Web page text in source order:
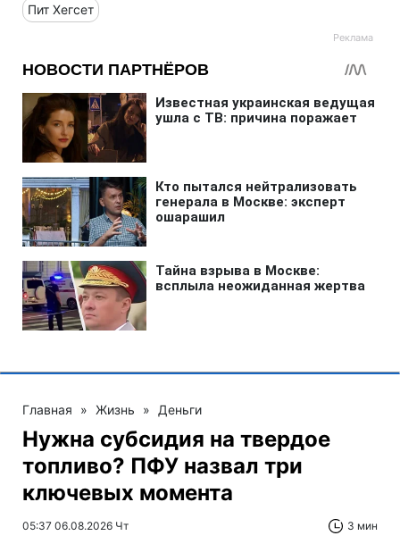
Пит Хегсет
Главная » Жизнь » Деньги
Нужна субсидия на твердое
топливо? ПФУ назвал три
ключевых момента
05:37 06.08.2026 Чт 3 мин